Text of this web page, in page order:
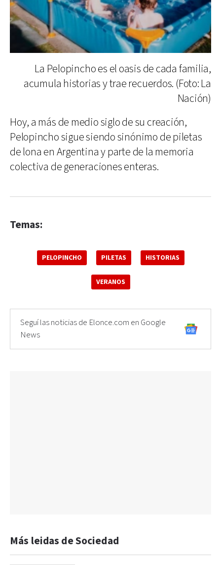
La Pelopincho es el oasis de cada familia,
acumula historias y trae recuerdos. (Foto: La
Nación)
Hoy, a más de medio siglo de su creación,
Pelopincho sigue siendo sinónimo de piletas
de lona en Argentina y parte de la memoria
colectiva de generaciones enteras.
Temas:
PELOPINCHO PILETAS HISTORIAS
VERANOS
Seguí las noticias de Elonce.com en Google
News
Más leidas de Sociedad